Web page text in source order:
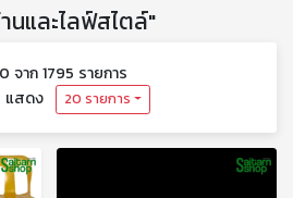
นและไลฟ์สไตล์"
จาก 1795 รายการ
แสดง 20 รายการ